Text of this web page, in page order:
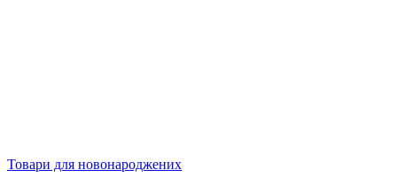
Товари для новонароджених